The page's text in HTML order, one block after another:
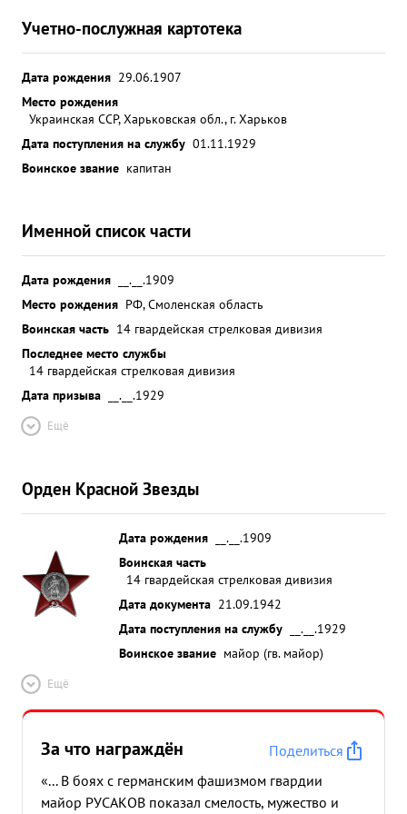
Учетно-послужная картотека
Дата рождения 29.06.1907
Место рождения
Украинская ССР, Харьковская обл., г. Харьков
Дата поступления на службу 01.11.1929
Воинское звание капитан
Именной список части
Дата рождения
__.__.1909
Место рождения РФ, Смоленская область
Воинская часть 14 гвардейская стрелковая дивизия
Последнее место службы
14 гвардейская стрелковая дивизия
Дата призыва
__.__.1929
Ещё
Орден Красной Звезды
Дата рождения
__.__.1909
Воинская часть
14 гвардейская стрелковая дивизия
Дата документа 21.09.1942
Дата поступления на службу
__.__.1929
Воинское звание майор (гв. майор)
Ещё
За что награждён
Поделиться
«... В боях с германским фашизмом гвардии
майор РУСАКОВ показал смелость, мужество и